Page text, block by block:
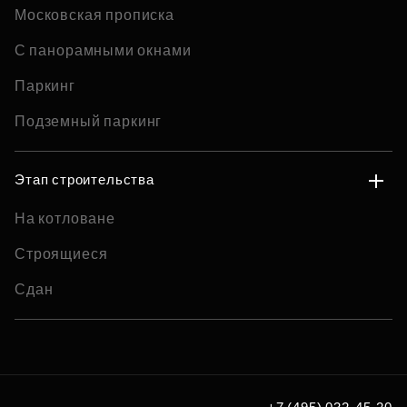
Московская прописка
С панорамными окнами
Паркинг
Подземный паркинг
Этап строительства
На котловане
Строящиеся
Сдан